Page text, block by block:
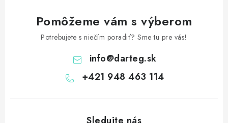
Pomôžeme vám s výberom
Potrebujete s niečím poradiť? Sme tu pre vás!
info@darteg.sk
+421 948 463 114